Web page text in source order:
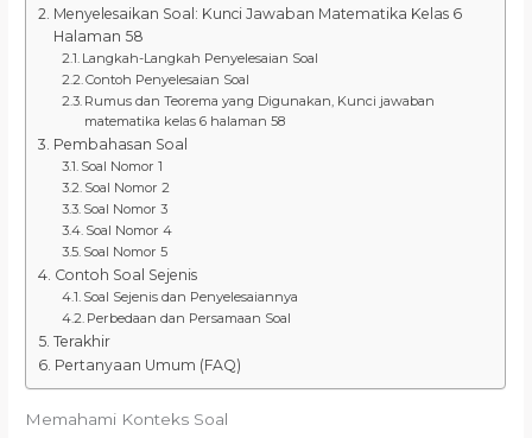
Menyelesaikan Soal: Kunci Jawaban Matematika Kelas 6
Halaman 58
Langkah-Langkah Penyelesaian Soal
Contoh Penyelesaian Soal
Rumus dan Teorema yang Digunakan, Kunci jawaban
matematika kelas 6 halaman 58
Pembahasan Soal
Soal Nomor 1
Soal Nomor 2
Soal Nomor 3
Soal Nomor 4
Soal Nomor 5
Contoh Soal Sejenis
Soal Sejenis dan Penyelesaiannya
Perbedaan dan Persamaan Soal
Terakhir
Pertanyaan Umum (FAQ)
Memahami Konteks Soal